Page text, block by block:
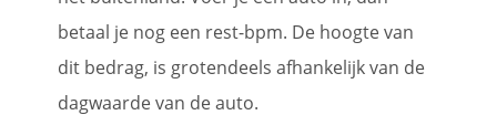
betaal je nog een rest-bpm. De hoogte van
dit bedrag, is grotendeels afhankelijk van de
dagwaarde van de auto.